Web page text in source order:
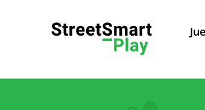
Política de